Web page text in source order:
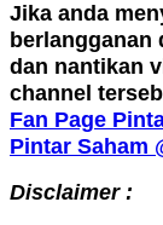
Jika anda
berlangganan
dan nantikan
channel
Fan Page
Pintar Saham
Disclaimer :